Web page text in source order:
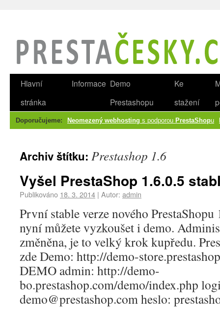
Hlavní
stránka
Informace Demo
Prestashopu
Ke
stažení
Doporučujeme: Neomezený webhosting s podporou PrestaShopu
Archiv štítku: Prestashop 1.6
Vyšel PrestaShop 1.6.0.5
Publikováno 18. 3. 2014 | Autor: admin
První stable verze nového
nyní můžete vyzkoušet i demo.
změněna, je to velký krok kupředu.
zde Demo: http://demo-
DEMO admin: http://demo-
bo.prestashop.com/demo/index.php
demo@prestashop.com heslo: